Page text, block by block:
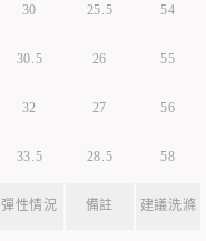
30 25.5 54
30.5 26 55
32 27 56
33.5 28.5 58
彈性情況 備註 建議洗滌